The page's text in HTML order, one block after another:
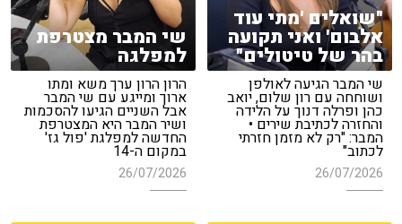
"שואלים 'מתי עוד
אלבום' ואני תקועה
בהר של טיטולים"
שי המבר הגיעה לאולפן
ושוחחה עם רון שלום, יואב
כהן ופרלה דנוך על הלידה
והחזרה לכתיבת שירים •
המבר: "רק לא מזמן חזרתי
לכתוב"
26/07/2026
שי המבר מצטרפת
למפלגה
הרון הרון ערך משא ומתו
ארוך ומייגע עם שי המבר
אבל השניים הגיעו להסכמות
ושיר המבר היא המצטרפת
החדשה למפלגת 'פול גז'
במקום ה-14
26/07/2026